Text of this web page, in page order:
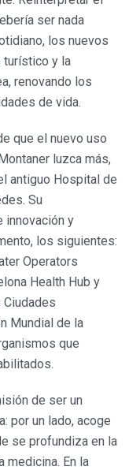
ser nada
los nuevos
turístico y la
renovando los
de vida.
que el nuevo uso
luzca más,
antiguo Hospital de
Su
innovación y
los siguientes:
Operators
Health Hub y
Ciudades
Mundial de la
que
de ser un
por un lado, acoge
se profundiza en la
medicina. En la